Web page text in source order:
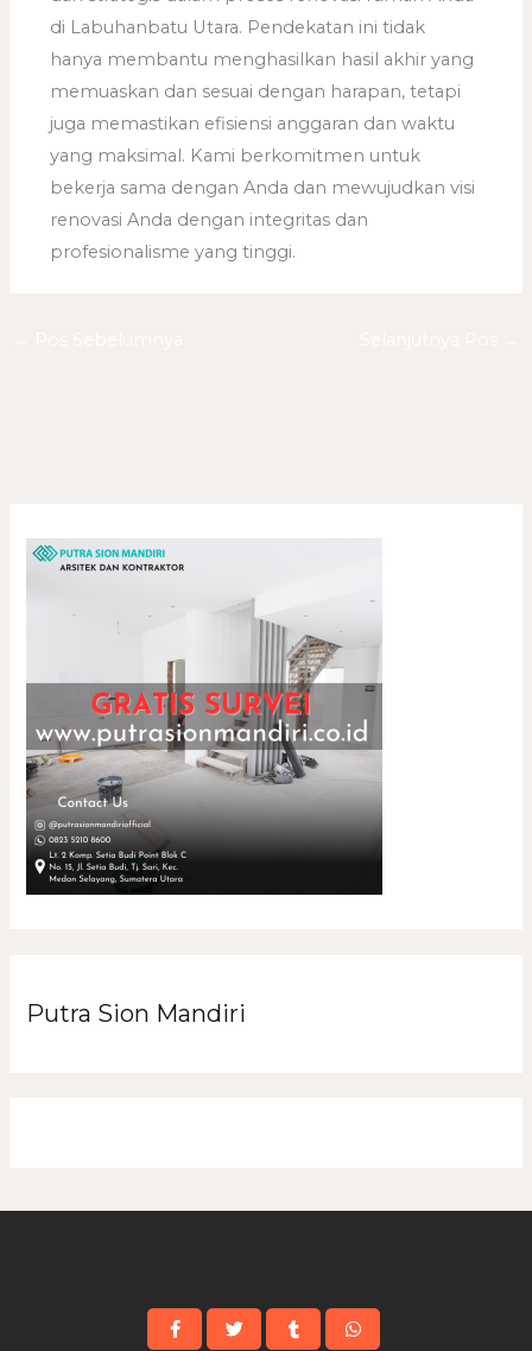
di Labuhanbatu Utara. Pendekatan ini tidak
hanya membantu menghasilkan hasil akhir yang
memuaskan dan sesuai dengan harapan, tetapi
juga memastikan efisiensi anggaran dan waktu
yang maksimal. Kami berkomitmen untuk
bekerja sama dengan Anda dan mewujudkan visi
renovasi Anda dengan integritas dan
profesionalisme yang tinggi.
Putra Sion Mandiri